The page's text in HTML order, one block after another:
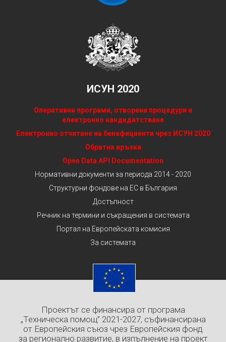
ИСУН 2020
Оперативни програми, отворени процедури и
електронно кандидатстване
Електронно отчитане на бенефициенти чрез ИСУН 2020
Обратна връзка
Open Data API Documentation
Нормативни документи за периода 2014 - 2020
Структурни фондове на ЕС в България
Достъпност
Речник на термини и съкращения в системата
Портал на Европейската комисия
За системата
Проектът се финансира от програма
„Техническа помощ” 2021-2027, съфинансирана
от Европейския съюз чрез Европейския фонд
за регионално развитие, в изпълнение на проект